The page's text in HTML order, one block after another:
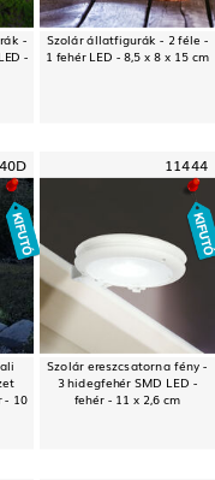
-
-
Szolár állatfigurák - 2 féle -
1 fehér LED - 8,5 x 8 x 15 cm
- 10
11444
Szolár ereszcsatorna fény -
3 hidegfehér SMD LED -
fehér - 11 x 2,6 cm